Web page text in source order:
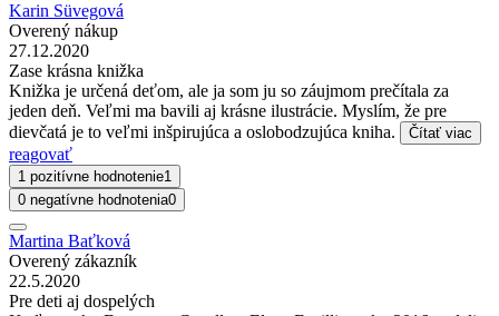
Karin Süvegová
Overený nákup
27.12.2020
Zase krásna knižka
Knižka je určená deťom, ale ja som ju so záujmom prečítala za
jeden deň. Veľmi ma bavili aj krásne ilustrácie. Myslím, že pre
dievčatá je to veľmi inšpirujúca a oslobodzujúca kniha.
Čítať viac
reagovať
1 pozitívne hodnotenie1
0 negatívne hodnotenia0
Martina Baťková
Overený zákazník
22.5.2020
Pre deti aj dospelých